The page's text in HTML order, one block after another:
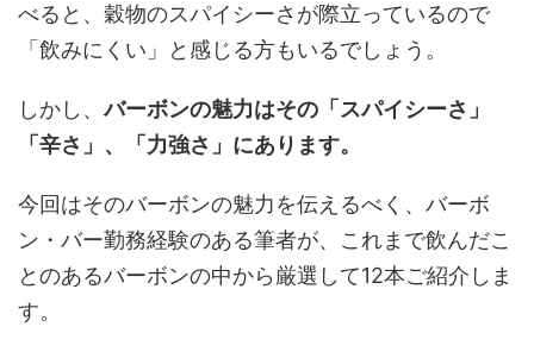
べると、穀物のスパイシーさが際立っているので
「飲みにくい」と感じる方もいるでしょう。
しかし、バーボンの魅力はその「スパイシーさ」
「辛さ」、「力強さ」にあります。
今回はそのバーボンの魅力を伝えるべく、バーボ
ン・バー勤務経験のある筆者が、これまで飲んだこ
とのあるバーボンの中から厳選して12本ご紹介しま
す。